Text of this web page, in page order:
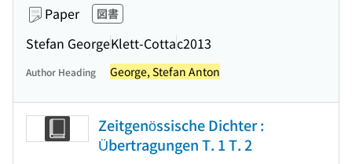
Paper 図書
Stefan GeorgeKlett-Cottac2013
Author Heading George, Stefan Anton
Zeitgenössische Dichter :
Übertragungen T. 1 T. 2